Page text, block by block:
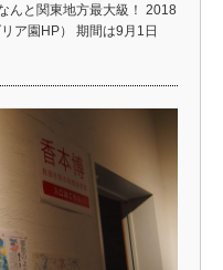
んと関東地方最大級！ 2018
ア園HP） 期間は9月1日